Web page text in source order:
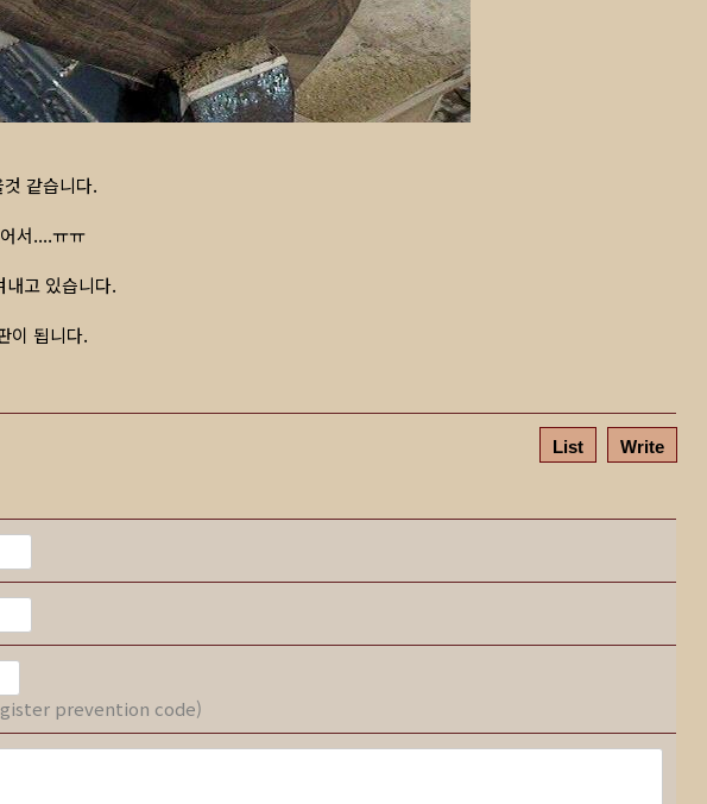
같습니다.
서....ㅠㅠ
고 있습니다.
이 됩니다.
List Write
prevention code)